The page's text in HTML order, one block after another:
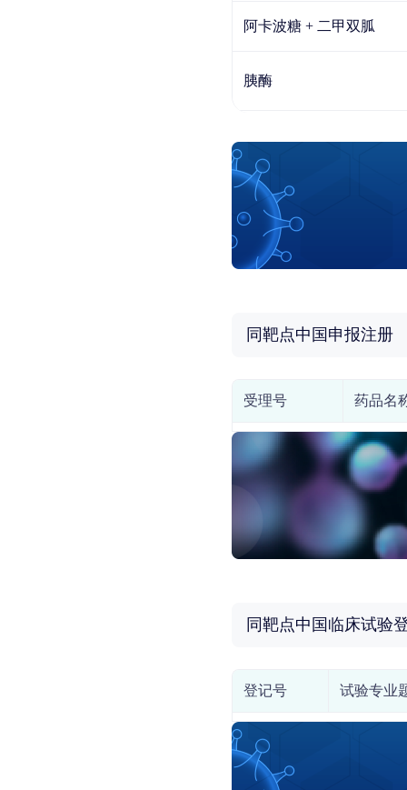
阿卡波糖 + 二甲双胍
胰酶
同靶点中国申报注册
受理号 药品名
同靶点中国临床试验
登记号 试验专业